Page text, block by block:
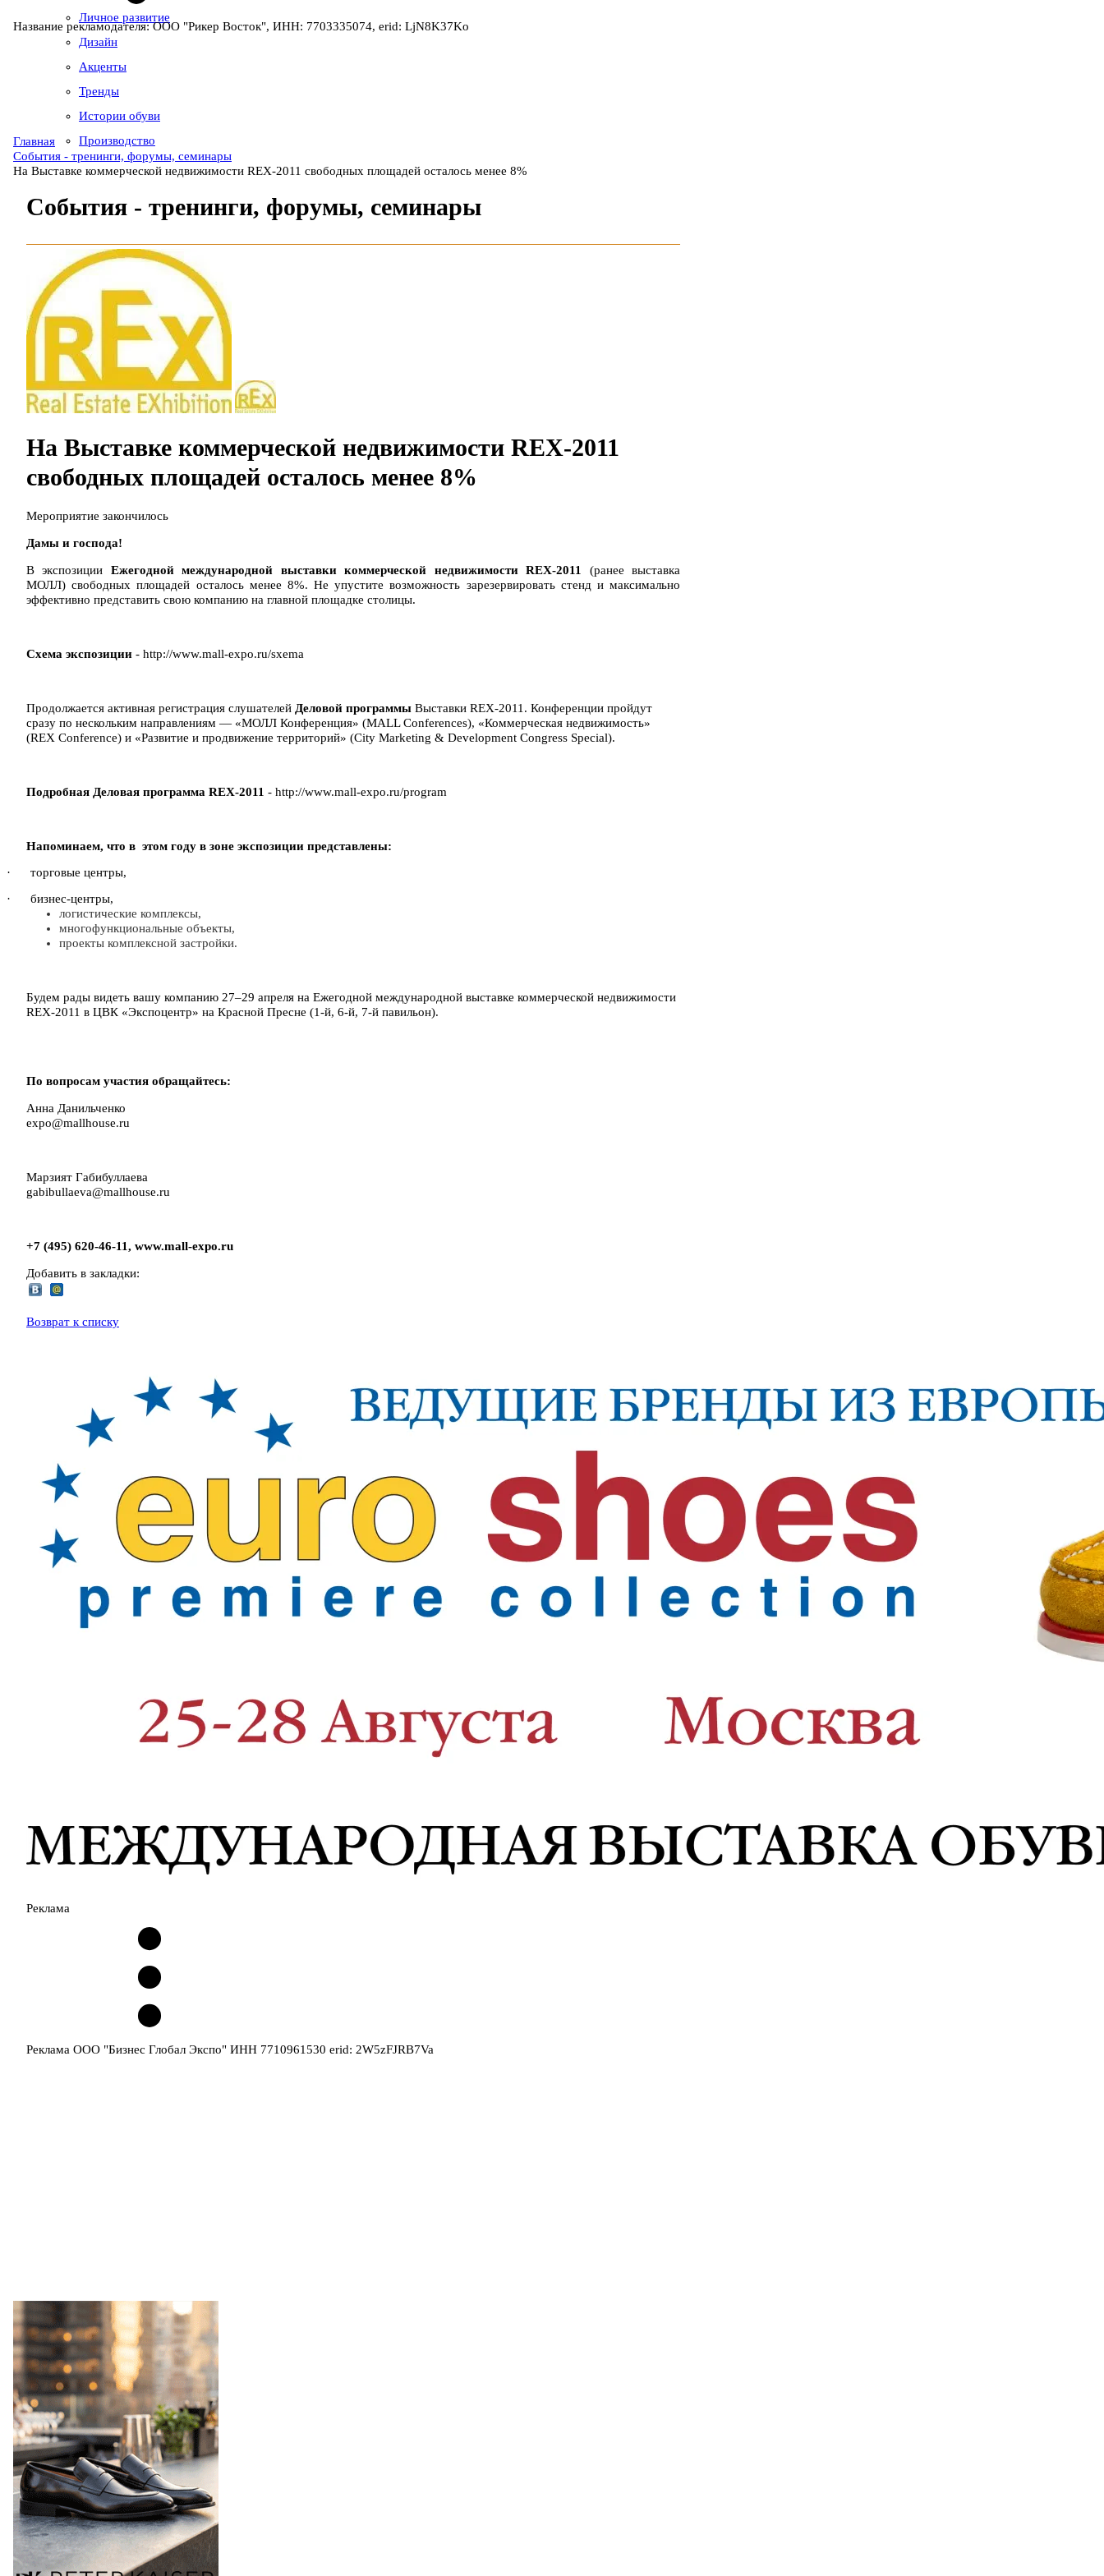
Личное развитие
Дизайн
Акценты
Тренды
Истории обуви
Производство
Название рекламодателя: ООО "Рикер Восток", ИНН: 7703335074, erid: LjN8K37Ko
Главная
События - тренинги, форумы, семинары
На Выставке коммерческой недвижимости REX-2011 свободных площадей осталось менее 8%
События - тренинги, форумы, семинары
На Выставке коммерческой недвижимости REX-2011
свободных площадей осталось менее 8%
Мероприятие закончилось
Дамы и господа!
В экспозиции Ежегодной международной выставки коммерческой недвижимостиREX-2011 (ранее выставка
МОЛЛ) свободных площадей осталось менее 8%. Не упустите возможность зарезервировать стенд и максимально
эффективно представить свою компанию на главной площадке столицы.
Схема экспозиции - http://www.mall-expo.ru/sxema
Продолжается активная регистрация слушателей Деловой программы Выставки REX-2011. Конференции пройдут
сразу по нескольким направлениям — «МОЛЛ Конференция» (MALL Conferences), «Коммерческая недвижимость»
(REX Conference) и «Развитие и продвижение территорий» (City Marketing & Development Congress Special).
Подробная Деловая программа REX-2011 - http://www.mall-expo.ru/program
Напоминаем, что в этом году в зоне экспозиции представлены:
· торговые центры,
· бизнес-центры,
логистические комплексы,
многофункциональные объекты,
проекты комплексной застройки.
Будем рады видеть вашу компанию 27–29 апреля на Ежегодной международной выставке коммерческой недвижимости
REX-2011 в ЦВК «Экспоцентр» на Красной Пресне (1-й, 6-й, 7-й павильон).
По вопросам участия обращайтесь:
Анна Данильченко
expo@mallhouse.ru
Марзият Габибуллаева
gabibullaeva@mallhouse.ru
+7 (495) 620-46-11, www.mall-expo.ru
Добавить в закладки:
Возврат к списку
Реклама
Реклама ООО "Бизнес Глобал Экспо" ИНН 7710961530 erid: 2W5zFJRB7Va